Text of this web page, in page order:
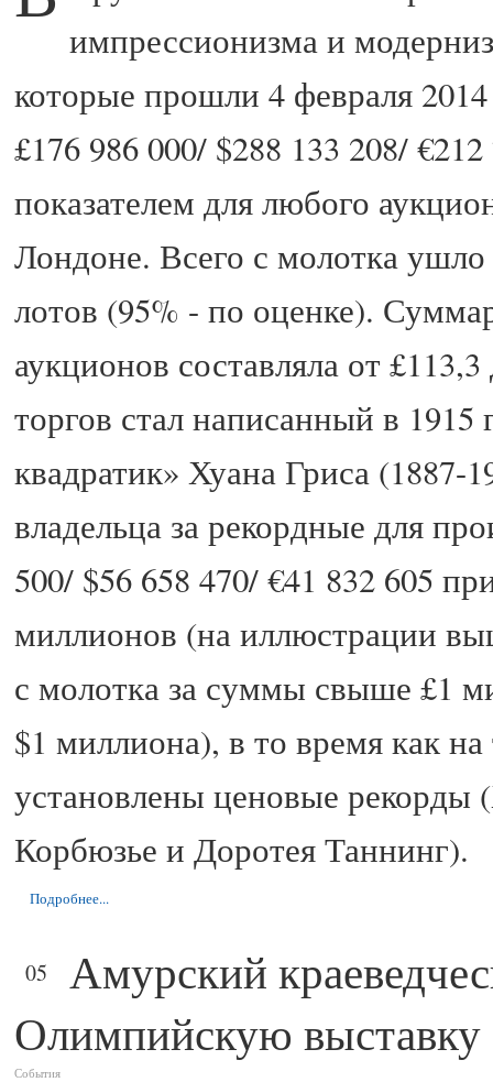
импрессионизма и
которые прошли 4 февраля
£176 986 000/ $288 133 208/
показателем для любого
Лондоне. Всего с молотка
лотов (95% - по оценке).
аукционов составляла от
торгов стал написанный в
квадратик» Хуана Гриса
владельца за рекордные для
500/ $56 658 470/ €41 832 605
миллионов (на иллюстрации
с молотка за суммы свыше £1
$1 миллиона), в то время как
установлены ценовые
Корбюзье и Доротея Таннинг).
Подробнее...
05
Амурский
Олимпийскую выставку
События